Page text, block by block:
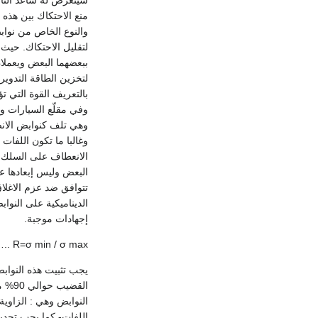
منع الاحتكاك بين
والنوع الخاص من
لتقليل الاحتكاك.
ببعضهما البعض
لتخزين الطاقة
بالتعريف القوة
وفي مقلّع السيارات
وهي تلف كنوابض
وغالبا ما تكون
الانعطاف على
البعض وليس إبعادها
تتوافق ضد عزم
الديناميكية على
إجهادات موجبة.
R=σ min / σ max
يجب تثبيت هذه
النوابض وهي :